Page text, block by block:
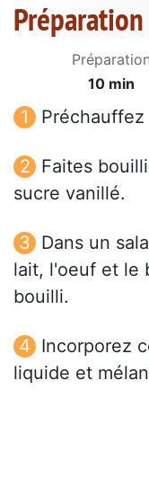
Préparation
Préparation
10 min
Préchauffez
Faites
sucre vanillé.
Dans un
lait, l'oeuf et le
bouilli.
Incorporez
liquide et